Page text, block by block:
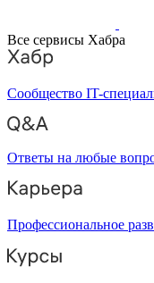
Все сервисы Хабра
Сообщество IT-
Ответы на любые
Профессиональное